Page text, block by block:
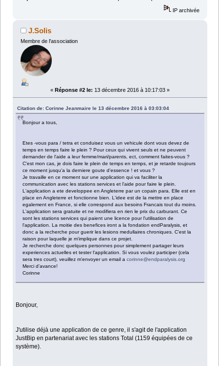
IP archivée
J.Solis
Membre de l'association
« Réponse #2 le: 13 décembre 2016 à 10:17:03 »
Citation de: Corinne Jeanmaire le 13 décembre 2016 à 03:03:04
Bonjour a tous,
Etes -vous para / tetra et conduisez vous un vehicule dont vous devez de
temps en temps faire le plein ? Pour ceux qui vivent seuls et ne peuvent
demander de l'aide a leur femme/mari/parents, ect, comment faites-vous ?
C'est mon cas, je dois faire le plein de temps en temps, et je retarde toujours
ce moment jusqu'a la derniere goute d'essence ! et vous ?
Je travaille en ce moment sur une application qui va faciliter la
communication avec les stations services et l'aide pour faire le plein.
L'application a ete developpee en Angleterre par un copain para. Elle est en
place en Angleterre et fonctionne bien. L'idee est de la mettre en place
egalement en France, si elle correspond aux besoins Francais tout du moins.
L'application sera gratuite et ne modifiera en rien le prix du carburant. Ce
sont les stations services qui paient une licence pour l'utilisation de
l'application. La moitie des benefices iront a la fondation endParalysis, et
donc a la recherche pour guerir les lesions medullaires chroniques. C'est la
raison pour laquelle je m'implique dans ce projet.
Je recherche donc quelques personnes pour simplement partager leurs
experiences actuelles et tester l'application. Si vous voulez participer (cela
sera tres court), veuillez m'envoyer un email acorinne@endparalysis.org
Merci d'avance!
Corinne
Bonjour,
J'utilise déjà une application de ce genre, il s'agit de l'application
JustBip en partenariat avec les stations Total (1159 équipées de ce
système).